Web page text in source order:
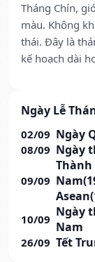
Tháng Chín,
màu. Không
thái. Đây là
kế hoạch dài
Ngày Lễ
02/09 Ngày
08/09 Ngày
09/09
Thành
10/09 Ngày
Nam
26/09 Tết